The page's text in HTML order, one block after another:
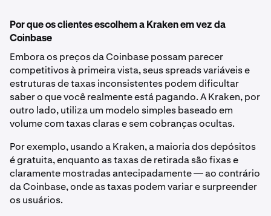
Por que os clientes escolhem a Kraken em vez da
Coinbase
Embora os preços da Coinbase possam parecer
competitivos à primeira vista, seus spreads variáveis e
estruturas de taxas inconsistentes podem dificultar
saber o que você realmente está pagando. A Kraken, por
outro lado, utiliza um modelo simples baseado em
volume com taxas claras e sem cobranças ocultas.
Por exemplo, usando a Kraken, a maioria dos depósitos
é gratuita, enquanto as taxas de retirada são fixas e
claramente mostradas antecipadamente — ao contrário
da Coinbase, onde as taxas podem variar e surpreender
os usuários.